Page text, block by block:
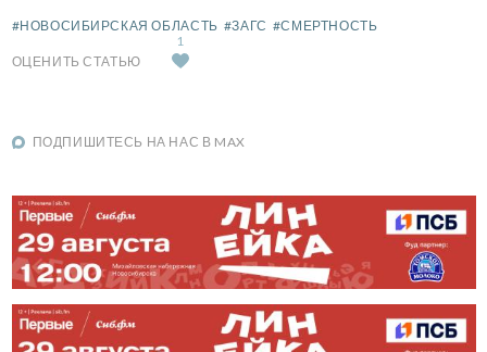
#НОВОСИБИРСКАЯ ОБЛАСТЬ #ЗАГС #СМЕРТНОСТЬ
ОЦЕНИТЬ СТАТЬЮ
1
ПОДПИШИТЕСЬ НА НАС В MAX